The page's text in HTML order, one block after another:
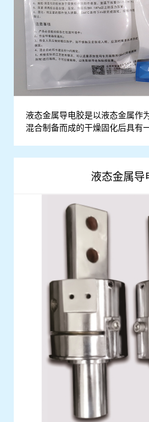
液态金属导电胶是以液态金属作
混合制备而成的干燥固化后具有
液态金属导